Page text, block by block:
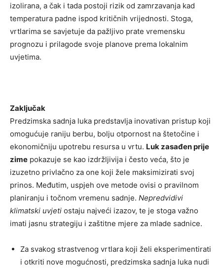
izolirana, a čak i tada postoji rizik od zamrzavanja kad
temperatura padne ispod kritičnih vrijednosti. Stoga,
vrtlarima se savjetuje da pažljivo prate vremensku
prognozu i prilagode svoje planove prema lokalnim
uvjetima.
Zaključak
Predzimska sadnja luka predstavlja inovativan pristup koji
omogućuje raniju berbu, bolju otpornost na štetočine i
ekonomičniju upotrebu resursa u vrtu. Luk zasađen prije
zime pokazuje se kao izdržljivija i često veća, što je
izuzetno privlačno za one koji žele maksimizirati svoj
prinos. Međutim, uspjeh ove metode ovisi o pravilnom
planiranju i točnom vremenu sadnje. Nepredvidivi
klimatski uvjeti ostaju najveći izazov, te je stoga važno
imati jasnu strategiju i zaštitne mjere za mlade sadnice.
Za svakog strastvenog vrtlara koji želi eksperimentirati
i otkriti nove mogućnosti, predzimska sadnja luka nudi